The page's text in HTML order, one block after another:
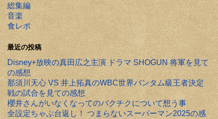
総集編
音楽
食レポ
最近の投稿
Disney+放映の真田広之主演 ドラマ SHOGUN 将軍を見て
の感想
那須川天心 VS 井上拓真のWBC世界バンタム級王者決定
戦の試合を見ての感想
櫻井さんがいなくなってのバクチクについて想う事
全設定ちゃぶ台返し！ つまらないスーパーマン2025の感